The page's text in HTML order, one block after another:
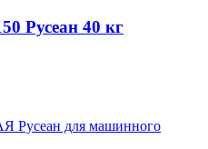
Русеан 40 кг